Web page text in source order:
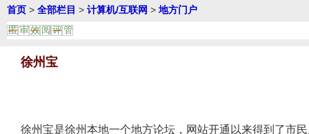
首页 > 全部栏目 > 计算机/互联网 > 地方门户
匿 审 效 阅 评 管
徐州宝
徐州宝是徐州本地一个地方论坛，网站开通以来得到了市